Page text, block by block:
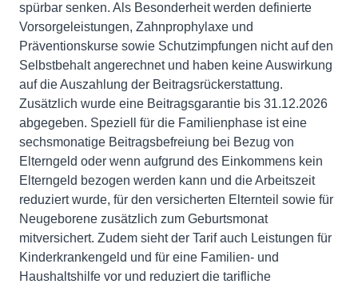
spürbar senken. Als Besonderheit werden definierte
Vorsorgeleistungen, Zahnprophylaxe und
Präventionskurse sowie Schutzimpfungen nicht auf den
Selbstbehalt angerechnet und haben keine Auswirkung
auf die Auszahlung der Beitragsrückerstattung.
Zusätzlich wurde eine Beitragsgarantie bis 31.12.2026
abgegeben. Speziell für die Familienphase ist eine
sechsmonatige Beitragsbefreiung bei Bezug von
Elterngeld oder wenn aufgrund des Einkommens kein
Elterngeld bezogen werden kann und die Arbeitszeit
reduziert wurde, für den versicherten Elternteil sowie für
Neugeborene zusätzlich zum Geburtsmonat
mitversichert. Zudem sieht der Tarif auch Leistungen für
Kinderkrankengeld und für eine Familien- und
Haushaltshilfe vor und reduziert die tarifliche